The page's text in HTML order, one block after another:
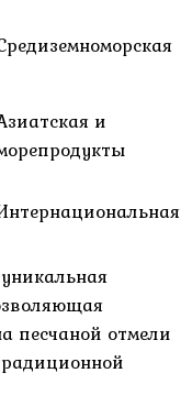
и
песчаной отмели